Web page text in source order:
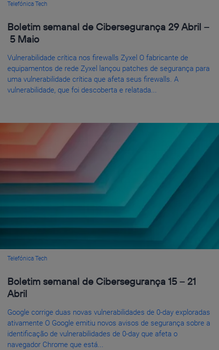
Telefónica Tech
Boletim semanal de Cibersegurança 29 Abril –
5 Maio
Vulnerabilidade crítica nos firewalls Zyxel O fabricante de
equipamentos de rede Zyxel lançou patches de segurança para
uma vulnerabilidade crítica que afeta seus firewalls. A
vulnerabilidade, que foi descoberta e relatada...
Telefónica Tech
Boletim semanal de Cibersegurança 15 – 21
Abril
Google corrige duas novas vulnerabilidades de 0-day exploradas
ativamente O Google emitiu novos avisos de segurança sobre a
identificação de vulnerabilidades de 0-day que afeta o
navegador Chrome que está...